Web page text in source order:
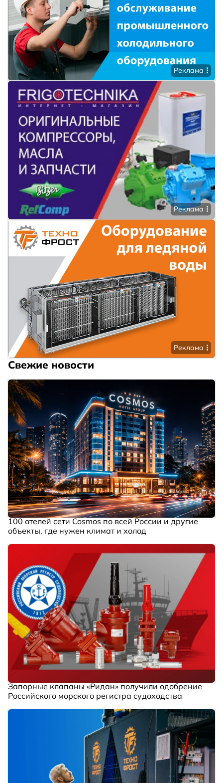
Реклама
Реклама
Реклама
Свежие новости
100 отелей сети Cosmos по всей России и другие
объекты, где нужен климат и холод
Запорные клапаны «Ридан» получили одобрение
Российского морского регистра судоходства